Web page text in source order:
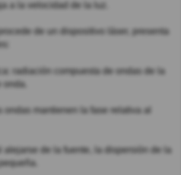
a la velocidad de la luz.
de un dispositivo láser, presenta
radiación compuesta de ondas de la
onda.
ondas mantienen la fase relativa al
alejarse de la fuente, la dispersión de la